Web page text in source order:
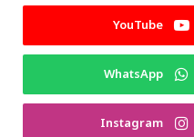
YouTube
WhatsApp
Instagram